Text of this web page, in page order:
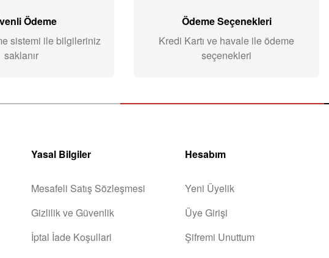
Ödeme
sistemi ile bilgileriniz
saklanır
Ödeme Seçenekleri
Kredi Kartı ve havale ile ödeme
seçenekleri
Yasal Bilgiler
Mesafeli Satış Sözleşmesi
Gizlilik ve Güvenlik
İptal İade Koşullari
Hesabım
Yeni Üyelik
Üye Girişi
Şifremi Unuttum